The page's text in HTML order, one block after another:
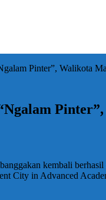
Pinter”, Walikota
kembali
City in Advanced